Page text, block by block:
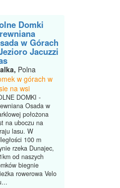
Domki
w Górach
Jacuzzi
Polna
w górach w
na wsi
DOMKI -
Osada w
położona
na uboczu na
lasu. W
100 m
rzeka Dunajec,
od naszych
biegnie
rowerowa Velo